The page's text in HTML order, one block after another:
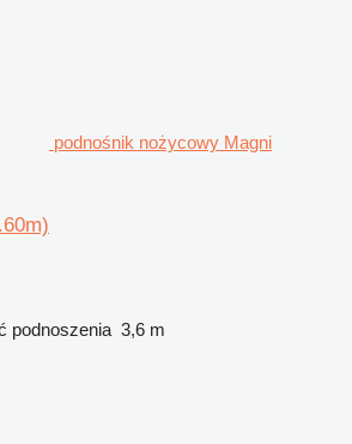
podnośnik nożycowy Magni
podnoszenia 3,6 m